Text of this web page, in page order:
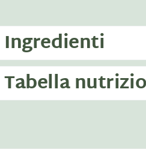
Ingredienti
Tabella